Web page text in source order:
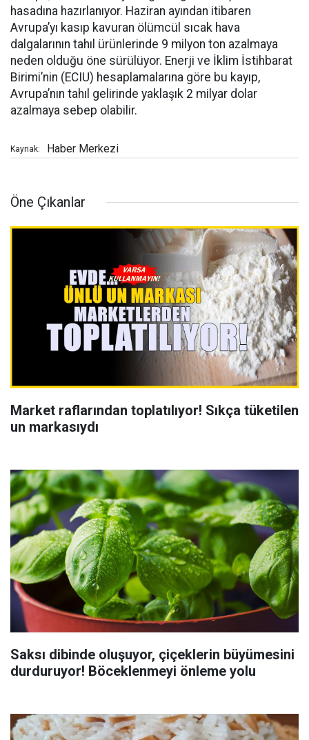
hasadına hazırlanıyor. Haziran ayından itibaren
Avrupa’yı kasıp kavuran ölümcül sıcak hava
dalgalarının tahıl ürünlerinde 9 milyon ton azalmaya
neden olduğu öne sürülüyor. Enerji ve İklim İstihbarat
Birimi’nin (ECIU) hesaplamalarına göre bu kayıp,
Avrupa’nın tahıl gelirinde yaklaşık 2 milyar dolar
azalmaya sebep olabilir.
Kaynak: Haber Merkezi
Öne Çıkanlar
Market raflarından toplatılıyor! Sıkça tüketilen
un markasıydı
Saksı dibinde oluşuyor, çiçeklerin büyümesini
durduruyor! Böceklenmeyi önleme yolu